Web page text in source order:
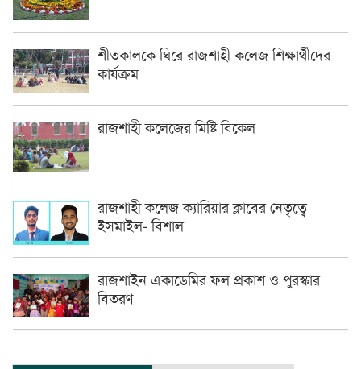
শীতকালকে ঘিরে রাজশাহী কলেজ শিক্ষার্থীদের
কার্যক্রম
রাজশাহী কলেজের মিষ্টি বিকেল
রাজশাহী কলেজ ক্যারিয়ার ক্লাবের নেতৃত্বে
ইসমাইল- বিশাল
রাজশাইন একাডেমির ফল প্রকাশ ও পুরস্কার
বিতরণ